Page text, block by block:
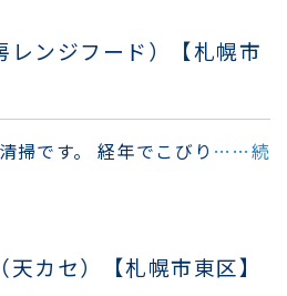
レンジフード）【札幌市
掃です。 経年でこびり ……続
カセ）【札幌市東区】